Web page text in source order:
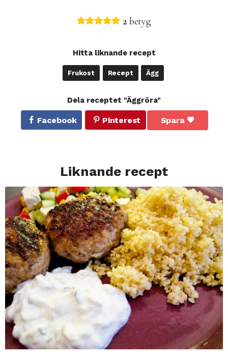
2betyg
Hitta liknande recept
Frukost Recept Ägg
Dela receptet "Äggröra"
Facebook Pinterest Spara
Liknande recept